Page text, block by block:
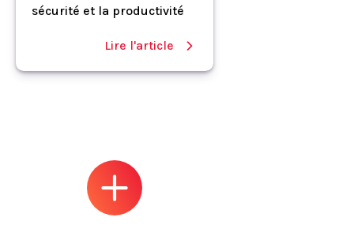
sécurité et la productivité
Lire l'article